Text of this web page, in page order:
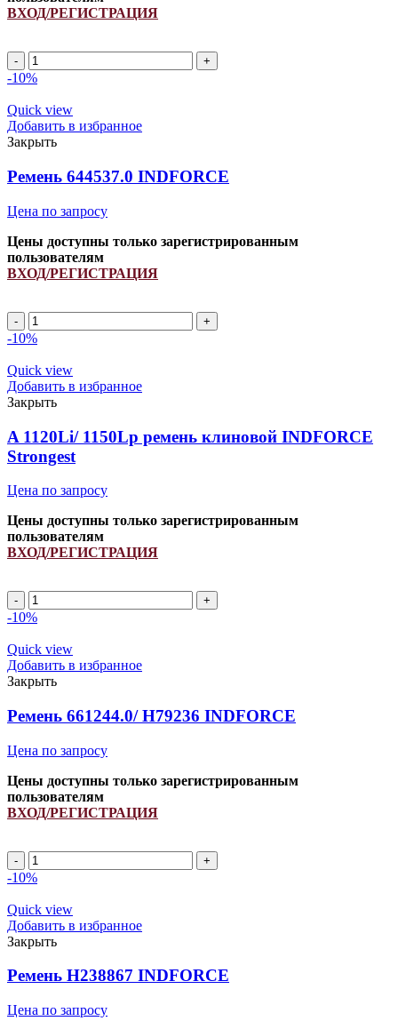
ВХОД/РЕГИСТРАЦИЯ
A
1183Li/
ремень
клиновой
INDFORCE
Strongest
quantity
-10%
Quick view
Добавить в избранное
Закрыть
Ремень 644537.0 INDFORCE
Цена по запросу
Цены доступны только зарегистрированным
пользователям
ВХОД/РЕГИСТРАЦИЯ
Ремень
644537.0
quantity
-10%
Quick view
Добавить в избранное
Закрыть
A 1120Li/ 1150Lp ремень клиновой INDFORCE
Strongest
Цена по запросу
Цены доступны только зарегистрированным
пользователям
ВХОД/РЕГИСТРАЦИЯ
A
1120Li/
ремень
клиновой
INDFORCE
Strongest
quantity
-10%
Quick view
Добавить в избранное
Закрыть
Ремень 661244.0/ H79236 INDFORCE
Цена по запросу
Цены доступны только зарегистрированным
пользователям
ВХОД/РЕГИСТРАЦИЯ
Ремень
661244.0/
INDFORCE
quantity
-10%
Quick view
Добавить в избранное
Закрыть
Ремень H238867 INDFORCE
Цена по запросу